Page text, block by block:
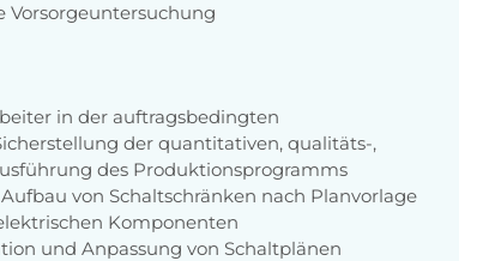
Vorsorgeuntersuchung
in der auftragsbedingten
der quantitativen, qualitäts-,
des Produktionsprogramms
von Schaltschränken nach Planvorlage
Komponenten
und Anpassung von Schaltplänen